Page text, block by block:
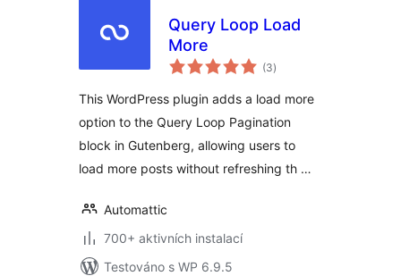
Query Loop Load
More
(3celkové
hodnocení
)
This WordPress plugin adds a load more
option to the Query Loop Pagination
block in Gutenberg, allowing users to
load more posts without refreshing th …
Automattic
700+ aktivních instalací
Testováno s WP 6.9.5